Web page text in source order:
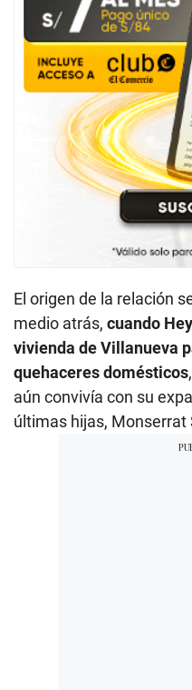
El origen de la relación
medio atrás, cuando
vivienda de Villanueva
quehaceres domésticos
aún convivía con su
últimas hijas, Monserrat